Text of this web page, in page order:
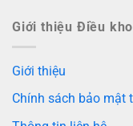
Giới thiệu Điều
Giới thiệu
Chính sách bảo mật